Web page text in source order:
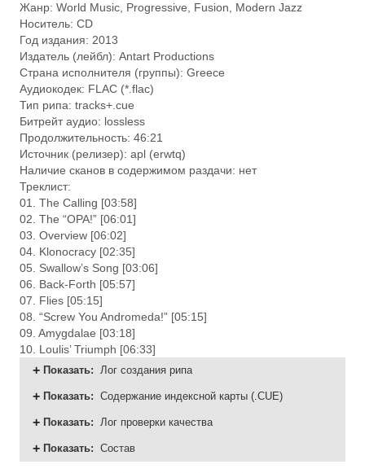
Жанр: World Music, Progressive, Fusion, Modern Jazz
Носитель: CD
Год издания: 2013
Издатель (лейбл): Antart Productions
Страна исполнителя (группы): Greece
Аудиокодек: FLAC (*.flac)
Тип рипа: tracks+.cue
Битрейт аудио: lossless
Продолжительность: 46:21
Источник (релизер): apl (erwtq)
Наличие сканов в содержимом раздачи: нет
Треклист:
01. The Calling [03:58]
02. The “OPA!” [06:01]
03. Overview [06:02]
04. Klonocracy [02:35]
05. Swallow’s Song [03:06]
06. Back-Forth [05:57]
07. Flies [05:15]
08. “Screw You Andromeda!” [05:15]
09. Amygdalae [03:18]
10. Loulis’ Triumph [06:33]
Показать: Лог создания рипа
Показать: Содержание индексной карты (.CUE)
Показать: Лог проверки качества
Показать: Состав